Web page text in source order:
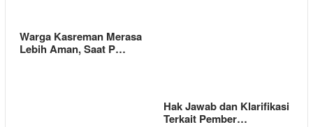
Warga Kasreman Merasa
Lebih Aman, Saat P…
Hak Jawab dan Klarifikasi
Terkait Pember…